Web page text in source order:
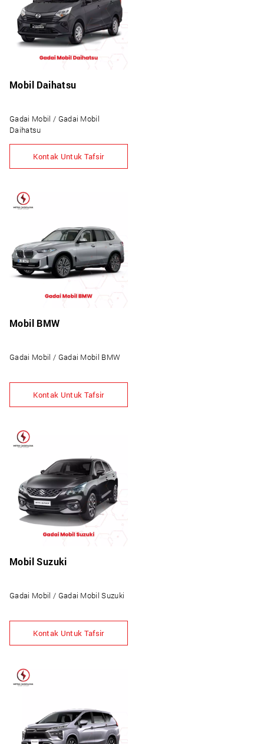
Mobil Daihatsu
Gadai Mobil / Gadai Mobil
Daihatsu
Kontak Untuk Tafsir
Mobil BMW
Gadai Mobil / Gadai Mobil BMW
Kontak Untuk Tafsir
Mobil Suzuki
Gadai Mobil / Gadai Mobil Suzuki
Kontak Untuk Tafsir